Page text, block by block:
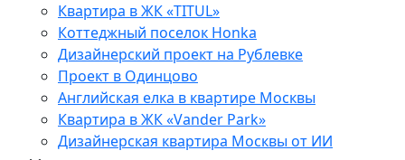
Квартира в ЖК «TITUL»
Коттеджный поселок Honka
Дизайнерский проект на Рублевке
Проект в Одинцово
Английская елка в квартире Москвы
Квартира в ЖК «Vander Park»
Дизайнерская квартира Москвы от ИИ